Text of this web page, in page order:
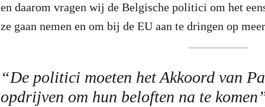
en daarom vragen wij de Belgische politici om het
ze gaan nemen en om bij de EU aan te dringen op
“De politici moeten het Akkoord van
opdrijven om hun beloften na te